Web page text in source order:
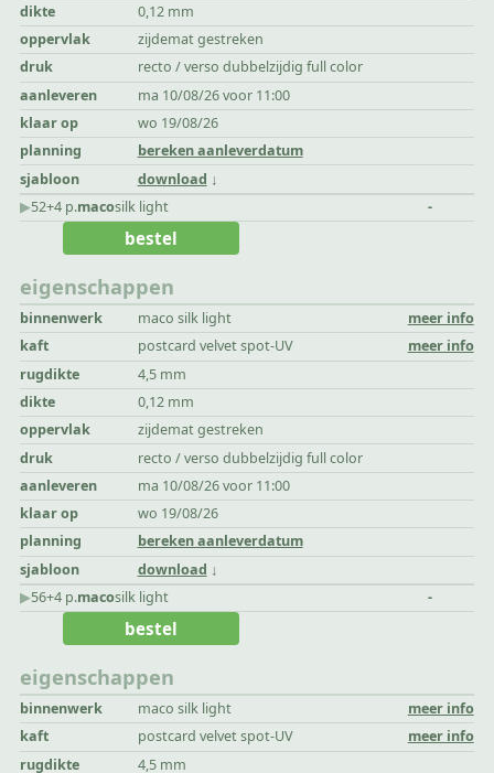
dikte
0,12 mm
oppervlak
zijdemat gestreken
druk
recto / verso dubbelzijdig full color
aanleveren
ma 10/08/26 voor 11:00
klaar op
wo 19/08/26
planning
bereken aanleverdatum
sjabloon
download
▶︎52+4 p.macosilk light -
eigenschappen
binnenwerk maco silk light
meer info
kaft
postcard velvet spot-UV
meer info
rugdikte
4,5 mm
dikte
0,12 mm
oppervlak
zijdemat gestreken
druk
recto / verso dubbelzijdig full color
aanleveren
ma 10/08/26 voor 11:00
klaar op
wo 19/08/26
planning
bereken aanleverdatum
sjabloon
download
bestel
▶︎56+4 p.macosilk light -
eigenschappen
binnenwerk maco silk light
meer info
kaft
postcard velvet spot-UV
meer info
rugdikte
4,5 mm
bestel